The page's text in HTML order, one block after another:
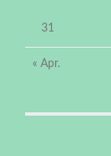
31
« Apr.